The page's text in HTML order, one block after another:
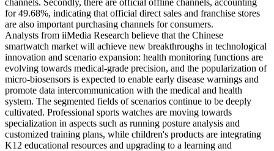
for 49.68%, indicating that official direct sales and franchise stores
are also important purchasing channels for consumers.
Analysts from iiMedia Research believe that the Chinese
smartwatch market will achieve new breakthroughs in technological
innovation and scenario expansion: health monitoring functions are
evolving towards medical-grade precision, and the popularization of
micro-biosensors is expected to enable early disease warnings and
promote data intercommunication with the medical and health
system. The segmented fields of scenarios continue to be deeply
cultivated. Professional sports watches are moving towards
specialization in aspects such as running posture analysis and
customized training plans, while children's products are integrating
K12 educational resources and upgrading to a learning and